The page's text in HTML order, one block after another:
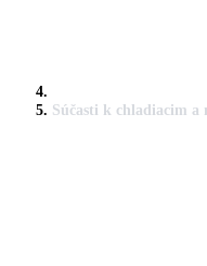
Súčasti k chladiacim a